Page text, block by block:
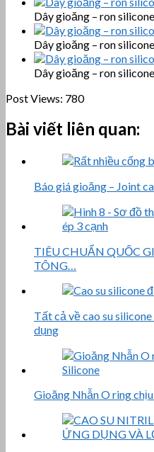
Dây gioăng – ron
Dây gioăng – ron
Dây gioăng – ron
Post Views: 780
Bài viết liên quan:
Báo giá gioăng – Joint
TIÊU CHUẨN QUỐC
TÔNG…
Tất cả về cao su
dụng
Gioăng Nhẫn O ring